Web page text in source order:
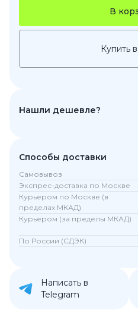
В
Купить
Нашли дешевле?
Способы доставки
Самовывоз
Экспрес-доставка по Москве
Курьером по Москве (в
пределах МКАД)
Курьером (за пределы МКАД)
По России (СДЭК)
Написать в
Telegram